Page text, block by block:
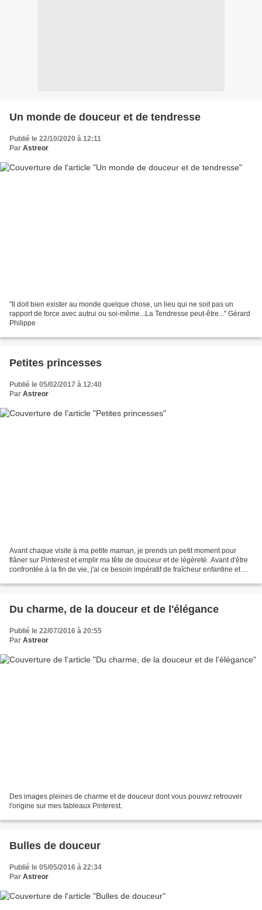
Un monde de douceur et de tendresse
Publié le 22/10/2020 à 12:11
Par Astreor
"Il doit bien exister au monde quelque chose, un lieu qui ne soit pas un
rapport de force avec autrui ou soi-même...La Tendresse peut-être..." Gérard
Philippe
Petites princesses
Publié le 05/02/2017 à 12:40
Par Astreor
Avant chaque visite à ma petite maman, je prends un petit moment pour
flâner sur Pinterest et emplir ma tête de douceur et de légèreté. Avant d'être
confrontée à la fin de vie, j'ai ce besoin impératif de fraîcheur enfantine et de
Du charme, de la douceur et de l'élégance
Publié le 22/07/2016 à 20:55
Par Astreor
Des images pleines de charme et de douceur dont vous pouvez retrouver
l'origine sur mes tableaux Pinterest.
Bulles de douceur
Publié le 05/05/2016 à 22:34
Par Astreor